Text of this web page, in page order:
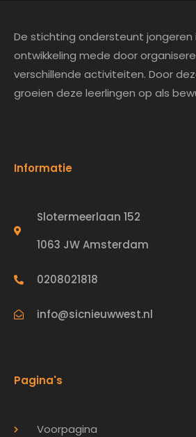
De stichting ondersteunt jongeren
ontwikkeling mede door
verschillende activiteiten. Door
groeien deze leerlingen op als
Informatie
Slotermeerlaan 152
1063 JW Amsterdam
0208021818
info@sicnieuwwest.nl
Pagina's
Voorpagina